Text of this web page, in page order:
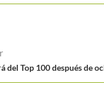
del Top 100 después de